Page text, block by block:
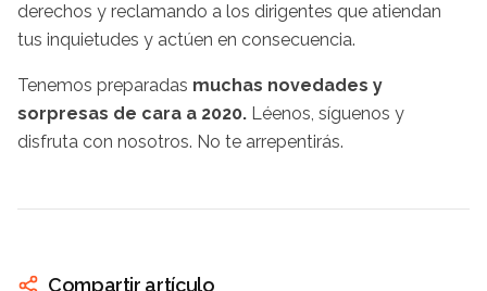
derechos y reclamando a los dirigentes que atiendan
tus inquietudes y actúen en consecuencia.
Tenemos preparadas muchas novedades y
sorpresas de cara a 2020. Léenos, síguenos y
disfruta con nosotros. No te arrepentirás.
Compartir artículo